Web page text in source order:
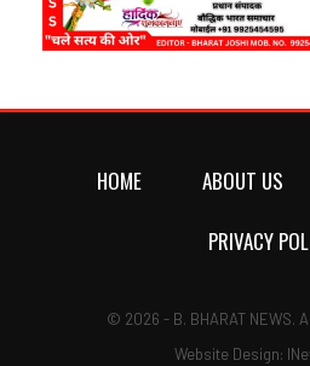
HOME ABOUT US
PRIVACY
© 2026 - B. BHARAT NEWS.
Website Design: